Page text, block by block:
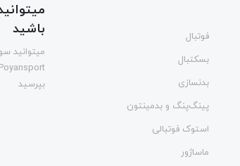
فوتبال
بسکتبال
بدنسازی
پینگ‌پنگ و بدمينتون
استوک فوتبالی
ماساژور
باشید
میتوانید
Poyansport
بپرسید